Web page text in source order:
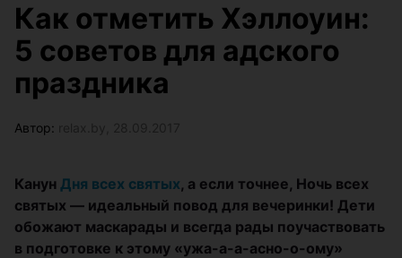
Как отметить Хэллоуин:
5 советов для адского
праздника
Автор:
Канун Дня всех святых, а если точнее, Ночь всех
святых — идеальный повод для вечеринки! Дети
обожают маскарады и всегда рады поучаствовать
в подготовке к этому «ужа-а-а-асно-о-ому»